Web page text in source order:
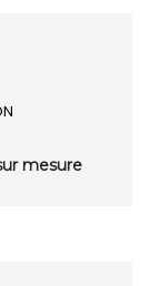
mesure